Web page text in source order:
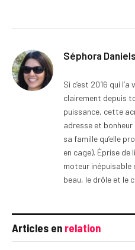
Séphora Daniels
Si c’est 2016 qui
clairement depuis
puissance, cette
adresse et bonheur
sa famille qu’elle
en cage). Éprise de
moteur
beau, le drôle et le
Articles en relation